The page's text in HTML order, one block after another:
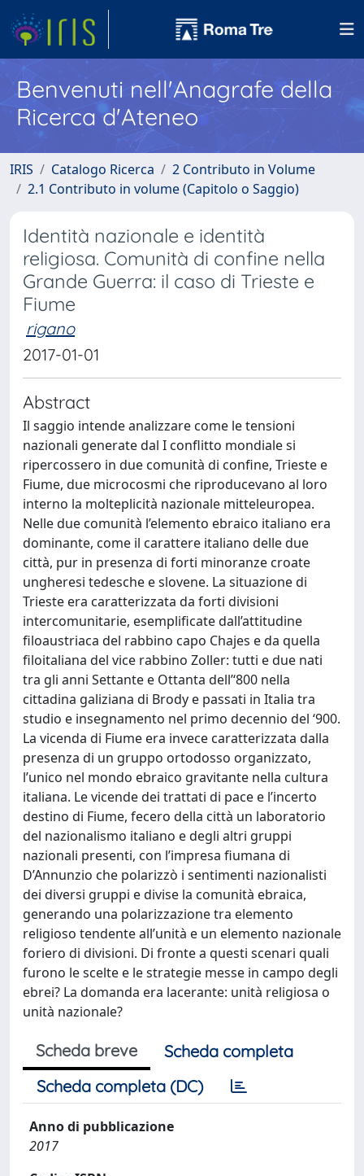
Benvenuti nell'Anagrafe della
Ricerca d'Ateneo
IRIS Catalogo Ricerca
2 Contributo in Volume
2.1 Contributo in volume (Capitolo o Saggio)
Identità nazionale e identità
religiosa. Comunità di confine nella
Grande Guerra: il caso di Trieste e
Fiume
rigano
2017-01-01
Abstract
Il saggio intende analizzare come le tensioni
nazionali generate dal I conflitto mondiale si
ripercossero in due comunità di confine, Trieste e
Fiume, due microcosmi che riproducevano al loro
interno la molteplicità nazionale mitteleuropea.
Nelle due comunità l’elemento ebraico italiano era
dominante, come il carattere italiano delle due
città, pur in presenza di forti minoranze croate
ungheresi tedesche e slovene. La situazione di
Trieste era caratterizzata da forti divisioni
intercomunitarie, esemplificate dall’attitudine
filoaustriaca del rabbino capo Chajes e da quella
filoitaliana del vice rabbino Zoller: tutti e due nati
tra gli anni Settante e Ottanta dell’‘800 nella
cittadina galiziana di Brody e passati in Italia tra
studio e insegnamento nel primo decennio del ‘900.
La vicenda di Fiume era invece caratterizzata dalla
presenza di un gruppo ortodosso organizzato,
l’unico nel mondo ebraico gravitante nella cultura
italiana. Le vicende dei trattati di pace e l’incerto
destino di Fiume, fecero della città un laboratorio
del nazionalismo italiano e degli altri gruppi
nazionali presenti, con l’impresa fiumana di
D’Annunzio che polarizzò i sentimenti nazionalisti
dei diversi gruppi e divise la comunità ebraica,
generando una polarizzazione tra elemento
religioso tendente all’unità e un elemento nazionale
foriero di divisioni. Di fronte a questi scenari quali
furono le scelte e le strategie messe in campo degli
ebrei? La domanda era lacerante: unità religiosa o
unità nazionale?
Scheda breve
Scheda completa
Scheda completa (DC)
Anno di pubblicazione
2017